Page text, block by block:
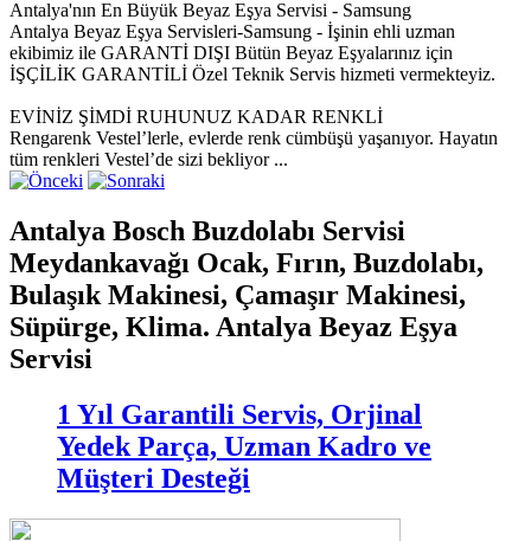
Antalya'nın En Büyük Beyaz Eşya Servisi - Samsung
Antalya Beyaz Eşya Servisleri-Samsung - İşinin ehli uzman
ekibimiz ile GARANTİ DIŞI Bütün Beyaz Eşyalarınız için
İŞÇİLİK GARANTİLİ Özel Teknik Servis hizmeti vermekteyiz.
EVİNİZ ŞİMDİ RUHUNUZ KADAR RENKLİ
Rengarenk Vestel’lerle, evlerde renk cümbüşü yaşanıyor. Hayatın
tüm renkleri Vestel’de sizi bekliyor ...
Antalya Bosch Buzdolabı Servisi
Meydankavağı Ocak, Fırın, Buzdolabı,
Bulaşık Makinesi, Çamaşır Makinesi,
Süpürge, Klima. Antalya Beyaz Eşya
Servisi
1 Yıl Garantili Servis, Orjinal
Yedek Parça, Uzman Kadro ve
Müşteri Desteği